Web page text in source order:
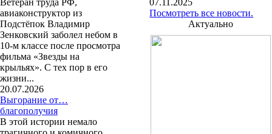
авиаконструктор из
Подстёпок Владимир
Зенковский заболел небом в
10-м классе после просмотра
фильма «Звезды на
крыльях». С тех пор в его
жизни...
20.07.2026
Выгорание от…
благополучия
В этой истории немало
Посмотреть все новости.
Актуально